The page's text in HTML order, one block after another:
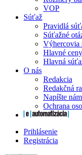
VOP
Súťaž
Pravidlá
Súťažné
Výhercovia
Hlavné
Hlavná
O nás
Redakcia
Redakčná
Napíšte nám
Ochrana
Prihlásenie
Registrácia